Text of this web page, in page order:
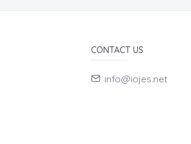
CONTACT US
info@iojes.net